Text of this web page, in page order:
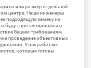
или размер отдельной
центре. Наши инженеры
подходящую замену на
будут протестированы в
Вашим требованиям.
проведение объективных
У нас работают
которые готовы